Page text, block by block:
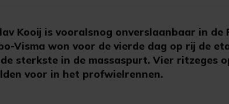
Kooij is vooralsnog onverslaanbaar in
Visma won voor de vierde dag op rij de
sterkste in de massaspurt. Vier ritzeges
voor in het profwielrennen.